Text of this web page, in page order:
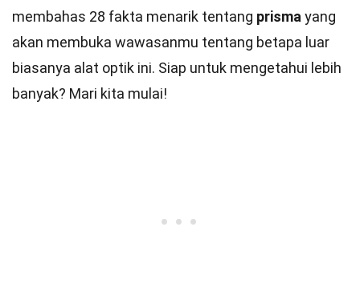
membahas 28 fakta menarik tentang prisma yang
akan membuka wawasanmu tentang betapa luar
biasanya alat optik ini. Siap untuk mengetahui lebih
banyak? Mari kita mulai!